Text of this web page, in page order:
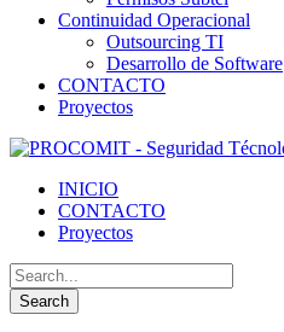
Continuidad Operacional
Outsourcing TI
Desarrollo de Software
CONTACTO
Proyectos
INICIO
CONTACTO
Proyectos